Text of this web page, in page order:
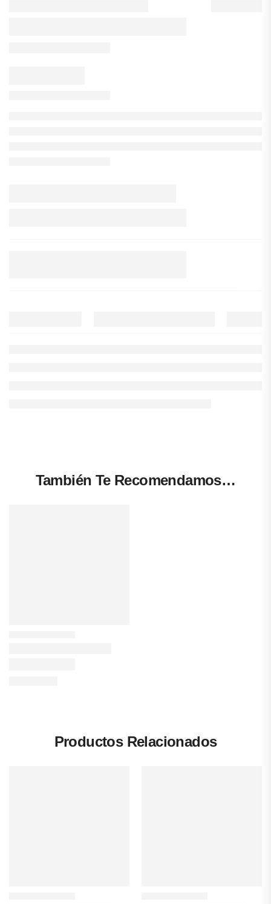
También Te Recomendamos…
Productos Relacionados